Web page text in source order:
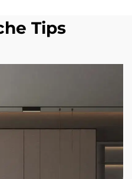
Tips